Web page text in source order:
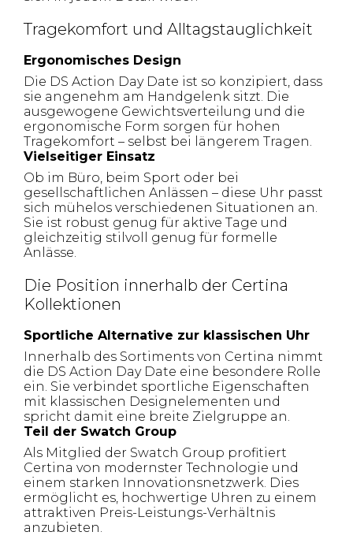
Tragekomfort und Alltagstauglichkeit
Ergonomisches Design
Die DS Action Day Date ist so konzipiert, dass
sie angenehm am Handgelenk sitzt. Die
ausgewogene Gewichtsverteilung und die
ergonomische Form sorgen für hohen
Tragekomfort – selbst bei längerem Tragen.
Vielseitiger Einsatz
Ob im Büro, beim Sport oder bei
gesellschaftlichen Anlässen – diese Uhr passt
sich mühelos verschiedenen Situationen an.
Sie ist robust genug für aktive Tage und
gleichzeitig stilvoll genug für formelle
Anlässe.
Die Position innerhalb der Certina
Kollektionen
Sportliche Alternative zur klassischen Uhr
Innerhalb des Sortiments von Certina nimmt
die DS Action Day Date eine besondere Rolle
ein. Sie verbindet sportliche Eigenschaften
mit klassischen Designelementen und
spricht damit eine breite Zielgruppe an.
Teil der Swatch Group
Als Mitglied der Swatch Group profitiert
Certina von modernster Technologie und
einem starken Innovationsnetzwerk. Dies
ermöglicht es, hochwertige Uhren zu einem
attraktiven Preis-Leistungs-Verhältnis
anzubieten.